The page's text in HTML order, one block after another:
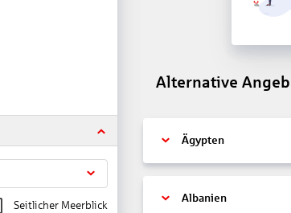
Seitlicher Meerblick
Alternative
Ägypten
Albanien